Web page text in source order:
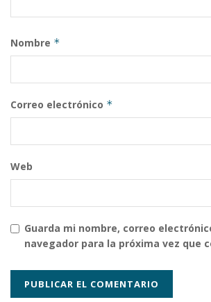
Nombre *
Correo electrónico *
Web
Guarda mi nombre, correo
navegador para la próxima vez que